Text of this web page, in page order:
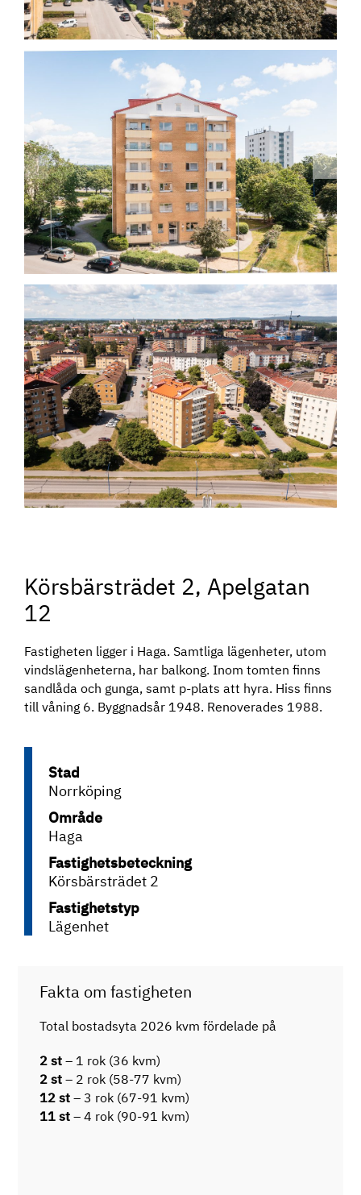
Körsbärsträdet 2, Apelgatan
12
Fastigheten ligger i Haga. Samtliga lägenheter, utom
vindslägenheterna, har balkong. Inom tomten finns
sandlåda och gunga, samt p-plats att hyra. Hiss finns
till våning 6. Byggnadsår 1948. Renoverades 1988.
Stad
Norrköping
Område
Haga
Fastighetsbeteckning
Körsbärsträdet 2
Fastighetstyp
Lägenhet
Fakta om fastigheten
Total bostadsyta 2026 kvm fördelade på
2 st – 1 rok (36 kvm)
2 st – 2 rok (58-77 kvm)
12 st – 3 rok (67-91 kvm)
11 st – 4 rok (90-91 kvm)